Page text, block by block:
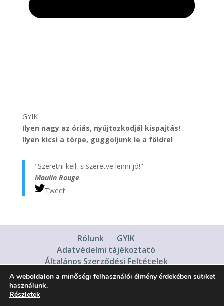
GYIK
Ilyen nagy az óriás, nyújtozkodjál kispajtás!
Ilyen kicsi a törpe, guggoljunk le a földre!
"Szeretni kell, s szeretve lenni jó!"
Moulin Rouge
Tweet
Rólunk
GYIK
Adatvédelmi tájékoztató
Általános Szerződési Feltételek
A weboldalon a minőségi felhasználói élmény érdekében sütiket
használunk.
Részletek